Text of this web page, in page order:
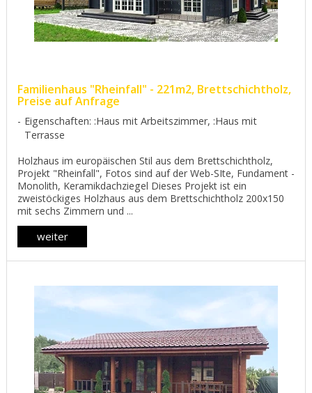
Familienhaus "Rheinfall" - 221m2, Brettschichtholz,
Preise auf Anfrage
Eigenschaften: :Haus mit Arbeitszimmer, :Haus mit
Terrasse
Holzhaus im europäischen Stil aus dem Brettschichtholz,
Projekt "Rheinfall", Fotos sind auf der Web-SIte, Fundament -
Monolith, Keramikdachziegel Dieses Projekt ist ein
zweistöckiges Holzhaus aus dem Brettschichtholz 200х150
mit sechs Zimmern und ...
weiter